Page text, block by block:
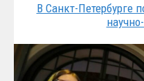
В Санкт-Петербурге